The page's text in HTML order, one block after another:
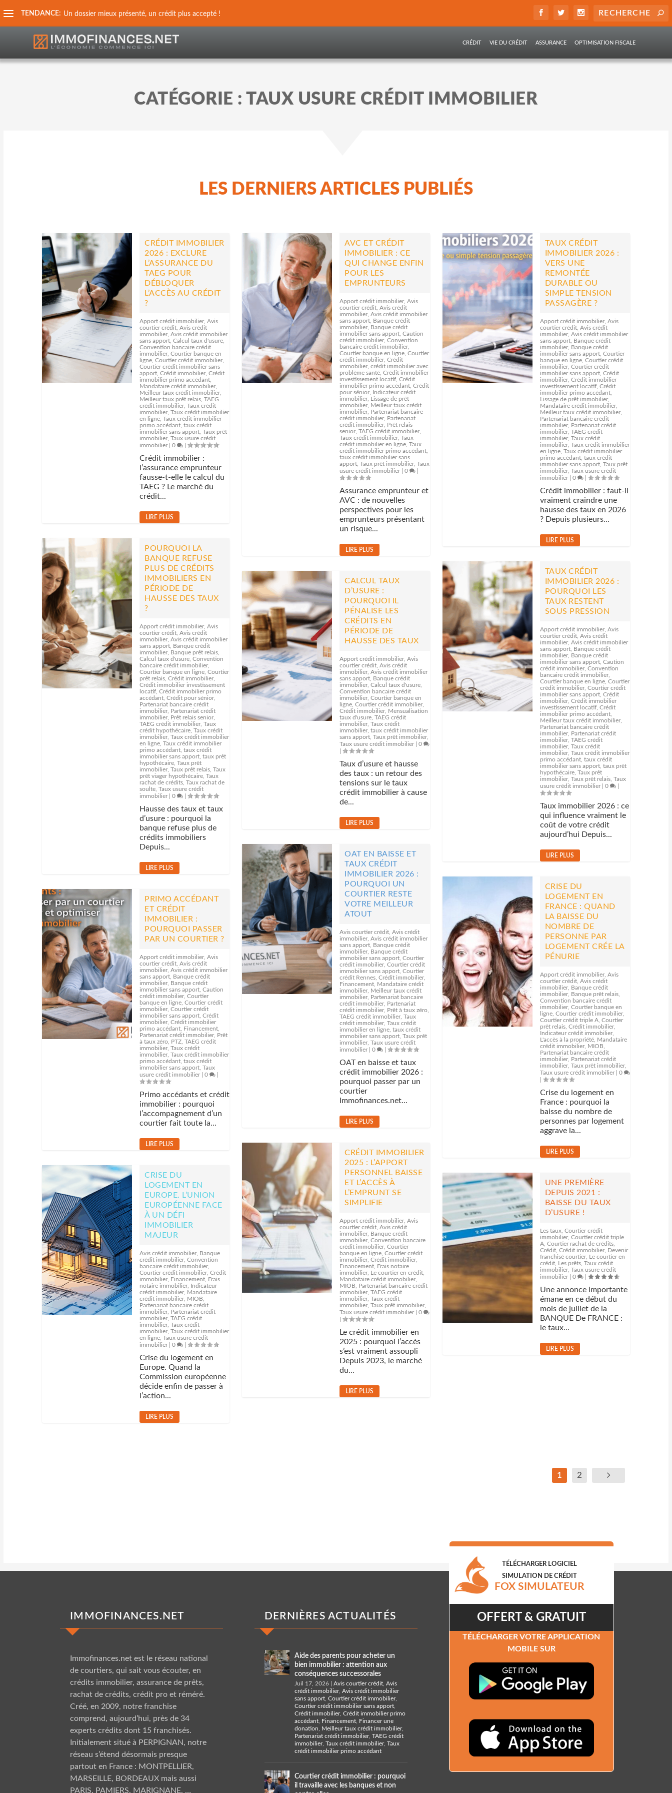
TENDANCE: Un dossier mieux présenté, un crédit plus accepté !
CRÉDIT VIE DU CRÉDIT ASSURANCE OPTIMISATION FISCALE
CATÉGORIE :TAUX USURE CRÉDIT IMMOBILIER
CRÉDIT IMMOBILIER
2026 : EXCLURE
L’ASSURANCE DU
TAEG POUR
DÉBLOQUER
L’ACCÈS AU CRÉDIT
?
Apport crédit immobilier ,Avis
courtier crédit ,Avis crédit
immobilier ,Avis crédit immobilier
sans apport ,Calcul taux d'usure
Convention bancaire crédit
immobilier ,Courtier banque en
ligne ,Courtier crédit immobilier
Courtier crédit immobilier sans
apport ,Crédit immobilier ,Crédit
immobilier primo accédant
Mandataire crédit immobilier
Meilleur taux crédit immobilier
Meilleur taux prêt relais ,TAEG
crédit immobilier ,Taux crédit
immobilier ,Taux crédit immobilier
en ligne ,Taux crédit immobilier
primo accédant ,taux crédit
immobilier sans apport ,Taux prêt
immobilier ,Taux usure crédit
immobilier |0 |
Crédit immobilier :
l’assurance emprunteur
fausse-t-elle le calcul du
TAEG ? Le marché du
crédit...
LIRE PLUS
POURQUOI LA
BANQUE REFUSE
PLUS DE CRÉDITS
IMMOBILIERS EN
PÉRIODE DE
HAUSSE DES TAUX
?
Apport crédit immobilier ,Avis
courtier crédit ,Avis crédit
immobilier ,Avis crédit immobilier
sans apport Banque crédit
immobilier Banque prêt relais
Calcul taux d'usure ,Convention
bancaire crédit immobilier
Courtier banque en ligne ,Courtier
prêt relais ,Crédit immobilier
Crédit immobilier investissement
locatif ,Crédit immobilier primo
accédant ,Crédit pour sénior
Partenariat bancaire crédit
immobilier Partenariat crédit
immobilier Prêt relais senior
TAEG crédit immobilier ,Taux
crédit hypothécaire ,Taux crédit
immobilier ,Taux crédit immobilier
en ligne ,Taux crédit immobilier
primo accédant ,taux crédit
immobilier sans apport ,taux prêt
hypothécaire ,Taux prêt
immobilier ,Taux prêt relais ,Taux
prêt viager hypothécaire ,Taux
rachat de crédits ,Taux rachat de
soulte ,Taux usure crédit
immobilier |0 |
Hausse des taux et taux
d’usure : pourquoi la
banque refuse plus de
crédits immobiliers
Depuis...
LIRE PLUS
PRIMO ACCÉDANT
ET CRÉDIT
IMMOBILIER :
POURQUOI PASSER
PAR UN COURTIER ?
Apport crédit immobilier ,Avis
courtier crédit ,Avis crédit
immobilier ,Avis crédit immobilier
sans apport Banque crédit
immobilier Banque crédit
immobilier sans apport ,Caution
crédit immobilier ,Courtier
banque en ligne ,Courtier crédit
immobilier ,Courtier crédit
immobilier sans apport ,Crédit
immobilier ,Crédit immobilier
primo accédant Financement
Partenariat crédit immobilier Prêt
à taux zéro PTZ ,TAEG crédit
immobilier ,Taux crédit
immobilier ,Taux crédit immobilier
primo accédant ,taux crédit
immobilier sans apport ,Taux
usure crédit immobilier |0
Primo accédants et crédit
immobilier : pourquoi
l’accompagnement d’un
courtier fait toute la...
LIRE PLUS
CRISE DU
LOGEMENT EN
EUROPE. L’UNION
EUROPÉENNE FACE
À UN DÉFI
IMMOBILIER
MAJEUR
Avis crédit immobilier Banque
crédit immobilier ,Convention
bancaire crédit immobilier
Courtier crédit immobilier ,Crédit
immobilier Financement Frais
notaire immobilier Indicateur
crédit immobilier Mandataire
crédit immobilier MIOB
Partenariat bancaire crédit
immobilier Partenariat crédit
immobilier ,TAEG crédit
immobilier ,Taux crédit
immobilier ,Taux crédit immobilier
en ligne ,Taux usure crédit
immobilier |0 |
Crise du logement en
Europe. Quand la
Commission européenne
décide enfin de passer à
l’action...
LIRE PLUS
AVC ET CRÉDIT
IMMOBILIER : CE
QUI CHANGE ENFIN
POUR LES
EMPRUNTEURS
Apport crédit immobilier ,Avis
courtier crédit ,Avis crédit
immobilier ,Avis crédit immobilier
sans apport Banque crédit
immobilier Banque crédit
immobilier sans apport ,Caution
crédit immobilier ,Convention
bancaire crédit immobilier
Courtier banque en ligne ,Courtier
crédit immobilier ,Crédit
immobilier ,crédit immobilier avec
problème santé ,Crédit immobilier
investissement locatif ,Crédit
immobilier primo accédant ,Crédit
pour sénior Indicateur crédit
immobilier Lissage de prêt
immobilier Meilleur taux crédit
immobilier Partenariat bancaire
crédit immobilier Partenariat
crédit immobilier Prêt relais
senior ,TAEG crédit immobilier
Taux crédit immobilier ,Taux
crédit immobilier en ligne ,Taux
crédit immobilier primo accédant
taux crédit immobilier sans
apport ,Taux prêt immobilier ,Taux
usure crédit immobilier |0
Assurance emprunteur et
AVC : de nouvelles
perspectives pour les
emprunteurs présentant
un risque...
LIRE PLUS
CALCUL TAUX
D’USURE :
POURQUOI IL
PÉNALISE LES
CRÉDITS EN
PÉRIODE DE
HAUSSE DES TAUX
Apport crédit immobilier ,Avis
courtier crédit ,Avis crédit
immobilier ,Avis crédit immobilier
sans apport Banque crédit
immobilier ,Calcul taux d'usure
Convention bancaire crédit
immobilier ,Courtier banque en
ligne ,Courtier crédit immobilier
Crédit immobilier Mensualisation
taux d'usure ,TAEG crédit
immobilier ,Taux crédit
immobilier ,taux crédit immobilier
sans apport ,Taux prêt immobilier
Taux usure crédit immobilier |0
|
Taux d’usure et hausse
des taux : un retour des
tensions sur le taux
crédit immobilier à cause
de...
LIRE PLUS
OAT EN BAISSE ET
TAUX CRÉDIT
IMMOBILIER 2026 :
POURQUOI UN
COURTIER RESTE
VOTRE MEILLEUR
ATOUT
Avis courtier crédit ,Avis crédit
immobilier ,Avis crédit immobilier
sans apport Banque crédit
immobilier Banque crédit
immobilier sans apport ,Courtier
crédit immobilier ,Courtier crédit
immobilier sans apport ,Courtier
crédit Rennes ,Crédit immobilier
Financement Mandataire crédit
immobilier Meilleur taux crédit
immobilier Partenariat bancaire
crédit immobilier Partenariat
crédit immobilier Prêt à taux zéro
TAEG crédit immobilier ,Taux
crédit immobilier ,Taux crédit
immobilier en ligne ,taux crédit
immobilier sans apport ,Taux prêt
immobilier ,Taux usure crédit
immobilier |0 |
OAT en baisse et taux
crédit immobilier 2026 :
pourquoi passer par un
courtier
Immofinances.net...
LIRE PLUS
CRÉDIT IMMOBILIER
2025 : L’APPORT
PERSONNEL BAISSE
ET L’ACCÈS À
L’EMPRUNT SE
SIMPLIFIE
Apport crédit immobilier ,Avis
courtier crédit ,Avis crédit
immobilier Banque crédit
immobilier ,Convention bancaire
crédit immobilier ,Courtier
banque en ligne ,Courtier crédit
immobilier ,Crédit immobilier
Financement Frais notaire
immobilier Le courtier en crédit
Mandataire crédit immobilier
MIOB
Partenariat bancaire crédit
immobilier ,TAEG crédit
immobilier ,Taux crédit
immobilier ,Taux prêt immobilier
Taux usure crédit immobilier |0
|
Le crédit immobilier en
2025 : pourquoi l’accès
s’est vraiment assoupli
Depuis 2023, le marché
du...
LIRE PLUS
TAUX CRÉDIT
IMMOBILIER 2026 :
VERS UNE
REMONTÉE
DURABLE OU
SIMPLE TENSION
PASSAGÈRE ?
Apport crédit immobilier, Avis
courtier crédit, Avis crédit
immobilier, Avis crédit immobilier
sans apport, Banque crédit
immobilier, Banque crédit
immobilier sans apport, Courtier
banque en ligne, Courtier crédit
immobilier, Courtier crédit
immobilier sans apport, Crédit
immobilier, Crédit immobilier
investissement locatif, Crédit
immobilier primo accédant,
Lissage de prêt immobilier,
Mandataire crédit immobilier,
Meilleur taux crédit immobilier,
Partenariat bancaire crédit
immobilier, Partenariat crédit
immobilier, TAEG crédit
immobilier, Taux crédit
immobilier, Taux crédit immobilier
en ligne, Taux crédit immobilier
primo accédant, taux crédit
immobilier sans apport, Taux prêt
immobilier, Taux usure crédit
immobilier| 0 |
Crédit immobilier : faut-il
vraiment craindre une
hausse des taux en 2026
? Depuis plusieurs...
LIRE PLUS
TAUX CRÉDIT
IMMOBILIER 2026 :
POURQUOI LES
TAUX RESTENT
SOUS PRESSION
Apport crédit immobilier, Avis
courtier crédit, Avis crédit
immobilier, Avis crédit immobilier
sans apport, Banque crédit
immobilier, Banque crédit
immobilier sans apport, Caution
crédit immobilier, Convention
bancaire crédit immobilier,
Courtier banque en ligne, Courtier
crédit immobilier, Courtier crédit
immobilier sans apport, Crédit
immobilier, Crédit immobilier
investissement locatif, Crédit
immobilier primo accédant,
Meilleur taux crédit immobilier,
Partenariat bancaire crédit
immobilier, Partenariat crédit
immobilier, TAEG crédit
immobilier, Taux crédit
immobilier, Taux crédit immobilier
primo accédant, taux crédit
immobilier sans apport, taux prêt
hypothécaire, Taux prêt
immobilier, Taux prêt relais, Taux
usure crédit immobilier| 0 |
Taux immobilier 2026 : ce
qui influence vraiment le
coût de votre crédit
aujourd’hui Depuis...
LIRE PLUS
CRISE DU
LOGEMENT EN
FRANCE : QUAND
LA BAISSE DU
NOMBRE DE
PERSONNE PAR
LOGEMENT CRÉE LA
PÉNURIE
Apport crédit immobilier, Avis
courtier crédit, Avis crédit
immobilier, Banque crédit
immobilier, Banque prêt relais,
Convention bancaire crédit
immobilier, Courtier banque en
ligne, Courtier crédit immobilier,
Courtier crédit triple A, Courtier
prêt relais, Crédit immobilier,
Indicateur crédit immobilier,
L'accès à la propriété, Mandataire
crédit immobilier, MIOB
Partenariat bancaire crédit
immobilier, Partenariat crédit
immobilier, Taux prêt immobilier,
Taux usure crédit immobilier| 0
Crise du logement en
France : pourquoi la
baisse du nombre de
personnes par logement
aggrave la...
LIRE PLUS
UNE PREMIÈRE
DEPUIS 2021 :
BAISSE DU TAUX
D’USURE !
Les taux, Courtier crédit
immobilier, Courtier crédit triple
A, Courtier rachat de crédits,
Crédit, Crédit immobilier, Devenir
franchisé courtier, Le courtier en
crédit, Les prêts, Taux crédit
immobilier, Taux usure crédit
immobilier| 0 |
Une annonce importante
émane en ce début du
mois de juillet de la
BANQUE De FRANCE :
le taux...
LIRE PLUS
1 2
IMMOFINANCES.NET
Immofinances.net est le réseau national
de courtiers, qui sait vous écouter, en
crédits immobilier, assurance de prêts,
rachat de crédits, crédit pro et réméré.
Créé, en 2009, notre franchise
comprend, aujourd’hui, près de 34
experts crédits dont 15 franchisés.
Initialement situé à PERPIGNAN, notre
réseau s’étend désormais presque
partout en France : MONTPELLIER,
MARSEILLE, BORDEAUX mais aussi
PARIS, PAMIERS, MARIGNANE, …
DERNIÈRES ACTUALITÉS
Aide des parents pour acheter un
bien immobilier : attention aux
conséquences successorales
Juil 17, 2026 |Avis courtier crédit ,Avis
crédit immobilier,Avis crédit immobilier
sans apport ,Courtier crédit immobilier,
Courtier crédit immobilier sans apport
Crédit immobilier,Crédit immobilier primo
accédant Financement Financer une
donation
Meilleur taux crédit immobilier,
Partenariat crédit immobilier,TAEG crédit
immobilier,Taux crédit immobilier,Taux
crédit immobilier primo accédant
Courtier crédit immobilier : pourquoi
il travaille avec les banques et non
TÉLÉCHARGER LOGICIEL
SIMULATION DE CRÉDIT
FOX SIMULATEUR
OFFERT & GRATUIT
TÉLÉCHARGER VOTRE APPLICATION
MOBILE SUR